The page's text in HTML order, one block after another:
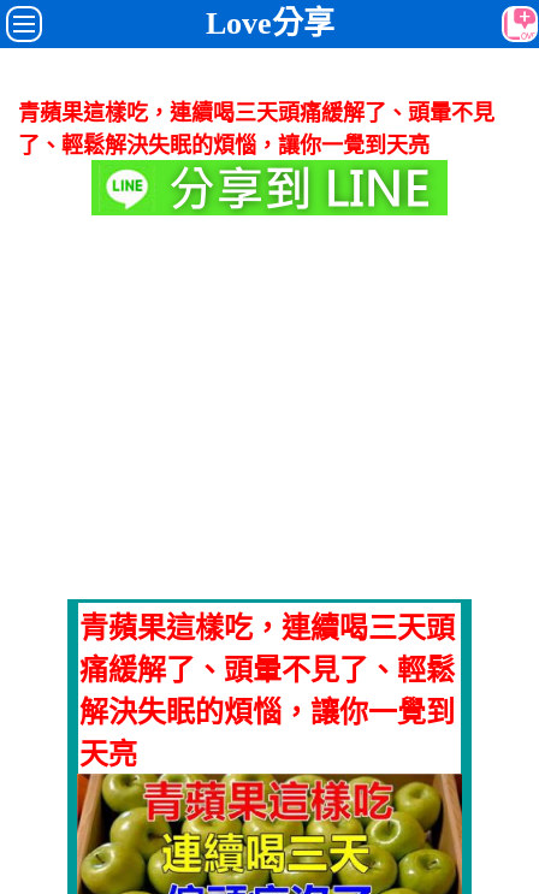
Love分享
青蘋果這樣吃，連續喝三天頭痛緩解了、頭暈不見
了、輕鬆解決失眠的煩惱，讓你一覺到天亮
青蘋果這樣吃，連續喝三天頭
痛緩解了、頭暈不見了、輕鬆
解決失眠的煩惱，讓你一覺到
天亮